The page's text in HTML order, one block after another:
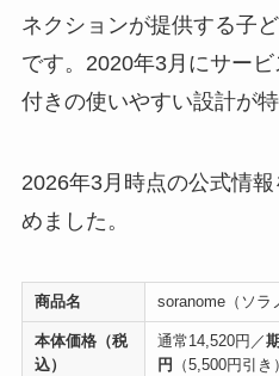
ネクションが提供する子
です。2020年3月にサー
付きの使いやすい設計が特
2026年3月時点の公式情
めました。
商品名 soranome（ソラ
本体価格（税
込）
通常14,520円／
円
（5,500円引き）